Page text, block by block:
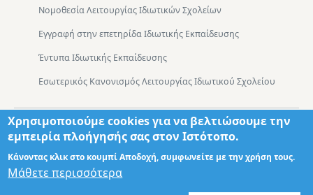
Νομοθεσία Λειτουργίας Ιδιωτικών Σχολείων
Εγγραφή στην επετηρίδα Ιδιωτικής Εκπαίδευσης
Έντυπα Ιδιωτικής Εκπαίδευσης
Εσωτερικός Κανονισμός Λειτουργίας Ιδιωτικού Σχολείου
Footer
Τμήματα Χάρτης Πρόσβασης
Σχεδιασμός: Θωμάς Διονύσης ΤΕ ΠΛΗΡ
Χρησιμοποιούμε cookies για να βελτιώσουμε την
εμπειρία πλοήγησής σας στον Ιστότοπο.
Κάνοντας κλικ στο κουμπί Αποδοχή, συμφωνείτε με την χρήση τους.
Μάθετε περισσότερα